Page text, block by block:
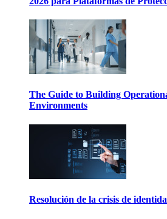
The Guide to Building
Environments
Resolución de la crisis de